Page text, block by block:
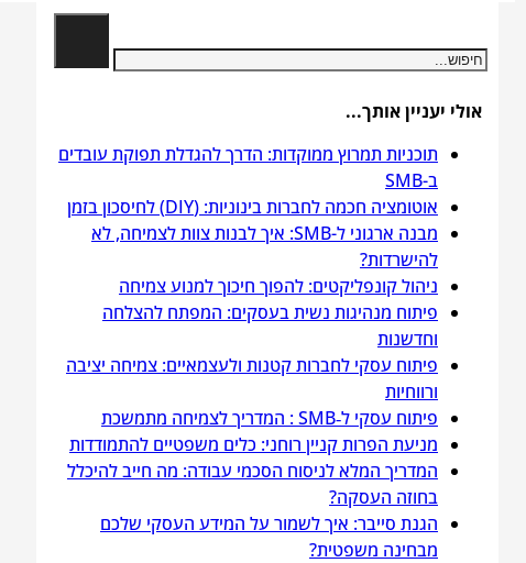
אולי יעניין אותך...
תוכניות תמרוץ ממוקדות: הדרך להגדלת תפוקת עובדים
ב-SMB
אוטומציה חכמה לחברות בינוניות: (DIY) לחיסכון בזמן
מבנה ארגוני ל-SMB: איך לבנות צוות לצמיחה, לא
להישרדות?
ניהול קונפליקטים: להפוך חיכוך למנוע צמיחה
פיתוח מנהיגות נשית בעסקים: המפתח להצלחה
וחדשנות
פיתוח עסקי לחברות קטנות ולעצמאיים: צמיחה יציבה
ורווחיות
פיתוח עסקי ל‑SMB : המדריך לצמיחה מתמשכת
מניעת הפרות קניין רוחני: כלים משפטיים להתמודדות
המדריך המלא לניסוח הסכמי עבודה: מה חייב להיכלל
בחוזה העסקה?
הגנת סייבר: איך לשמור על המידע העסקי שלכם
מבחינה משפטית?